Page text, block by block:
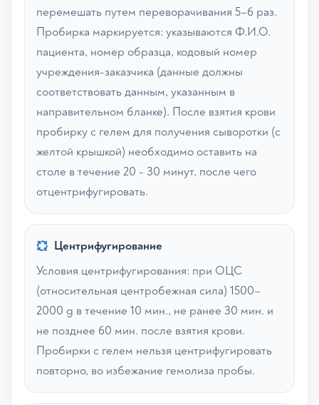
перемешать путем переворачивания 5–6 раз.
Пробирка маркируется: указываются Ф.И.О.
пациента, номер образца, кодовый номер
учреждения-заказчика (данные должны
соответствовать данным, указанным в
направительном бланке). После взятия крови
пробирку с гелем для получения сыворотки (с
желтой крышкой) необходимо оставить на
столе в течение 20 - 30 минут, после чего
отцентрифугировать.
Центрифугирование
Условия центрифугирования: при ОЦС
(относительная центробежная сила) 1500–
2000 g в течение 10 мин., не ранее 30 мин. и
не позднее 60 мин. после взятия крови.
Пробирки с гелем нельзя центрифугировать
повторно, во избежание гемолиза пробы.